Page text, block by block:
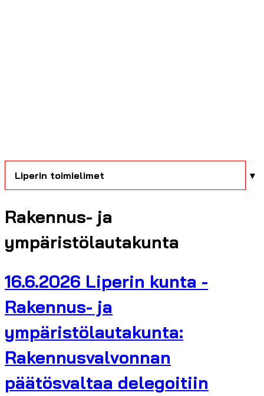
Liperin toimielimet
Rakennus- ja
ympäristölautakunta
16.6.2026 Liperin kunta -
Rakennus- ja
ympäristölautakunta:
Rakennusvalvonnan
päätösvaltaa delegoitiin